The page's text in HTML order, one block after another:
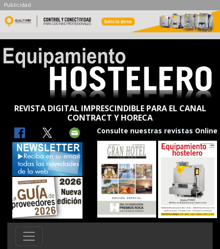
Publicidad
REVISTA DIGITAL IMPRESCINDIBLE PARA EL CANAL
CONTRACT Y HORECA
Consulte nuestras revistas Online